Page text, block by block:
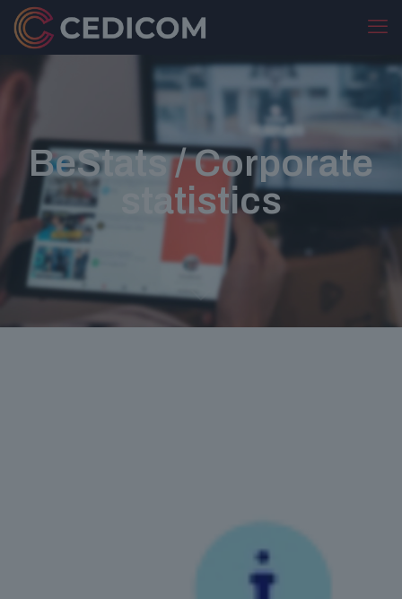
BeStats / Corporate
statistics